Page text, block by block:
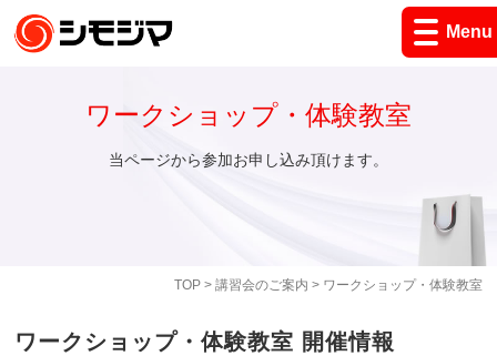
Menu
TOP> 講習会のご案内 > ワークショップ・体験教室
ワークショップ・体験教室
当ページから参加お申し込み頂けます。
ワークショップ・体験教室 開催情報